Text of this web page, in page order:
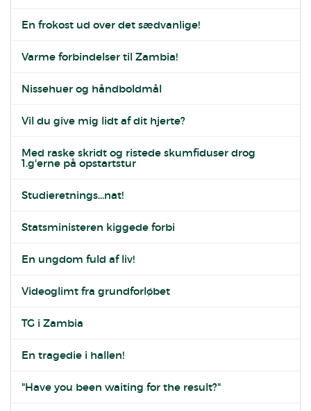
En frokost ud over det sædvanlige!
Varme forbindelser til Zambia!
Nissehuer og håndboldmål
Vil du give mig lidt af dit hjerte?
Med raske skridt og ristede skumfiduser drog
1.g'erne på opstartstur
Studieretnings...nat!
Statsministeren kiggede forbi
En ungdom fuld af liv!
Videoglimt fra grundforløbet
TG i Zambia
En tragedie i hallen!
"Have you been waiting for the result?"